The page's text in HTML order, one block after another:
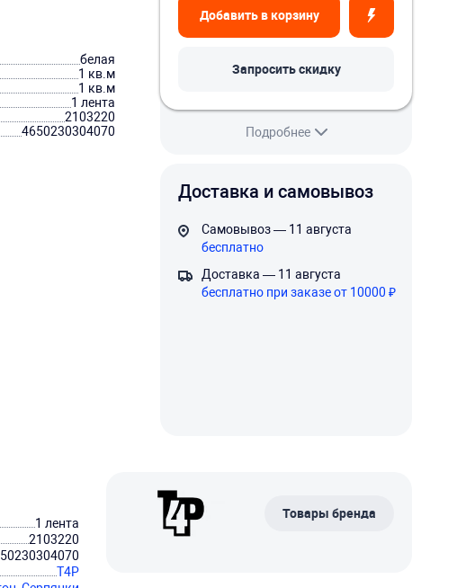
белая
1 кв.м
1 кв.м
1 лента
2103220
4650230304070
Добавить в корзину
Запросить скидку
Подробнее
Доставка и самовывоз
Самовывоз — 11 августа
бесплатно
Доставка — 11 августа
бесплатно при заказе от 10000 ₽
1 лента
2103220
T4P
Товары бренда